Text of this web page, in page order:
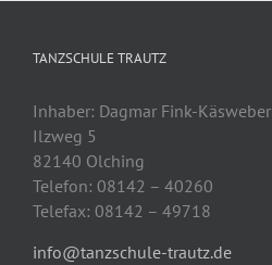
TANZSCHULE TRAUTZ
Inhaber: Dagmar Fink-Käsweber
Ilzweg 5
82140 Olching
Telefon: 08142 – 40260
Telefax: 08142 – 49718
info@tanzschule-trautz.de